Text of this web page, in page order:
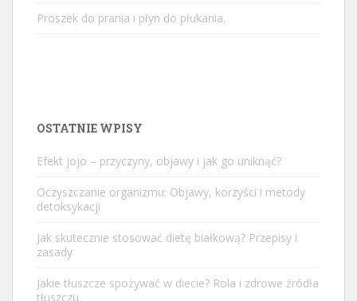
Proszek do prania i płyn do płukania.
OSTATNIE WPISY
Efekt jojo – przyczyny, objawy i jak go uniknąć?
Oczyszczanie organizmu: Objawy, korzyści i metody
detoksykacji
Jak skutecznie stosować dietę białkową? Przepisy i
zasady
Jakie tłuszcze spożywać w diecie? Rola i zdrowe źródła
tłuszczu